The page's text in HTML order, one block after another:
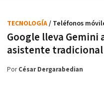
Google lleva Gemini
asistente tradicional
TECNOLOGÍA/ Teléfonos
PorCésar Dergarabedian